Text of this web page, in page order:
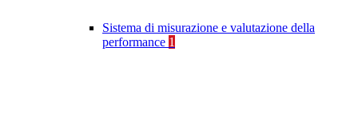
Sistema di misurazione e valutazione della
performance 1